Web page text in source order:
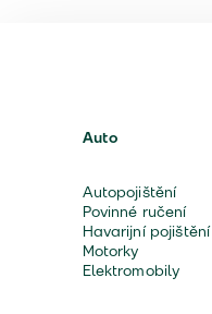
Auto
Autopojištění
Povinné ručení
Havarijní pojištění
Motorky
Elektromobily